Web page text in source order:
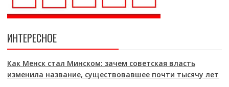
ИНТЕРЕСНОЕ
Как Менск стал Минском: зачем советская власть
изменила название, существовавшее почти тысячу лет